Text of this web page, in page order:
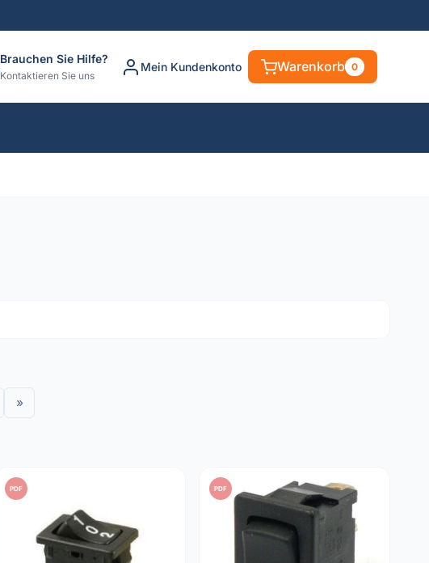
Brauchen Sie Hilfe?
Kontaktieren Sie uns
Mein Kundenkonto Warenkorb 0
»
PDF PDF